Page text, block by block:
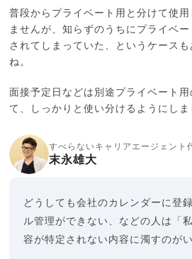
普段からプライベート用と分けて使
ませんが、知らずのうちにプライベ
されてしまっていた、というケース
ね。
面接予定日などは別途プライベート
て、しっかりと使い分けるようにしま
すべらないキャリアエージェント
末永雄大
どうしても会社のカレンダーに登
ル管理ができない、などの人は「
容が特定されない内容に濁すのが